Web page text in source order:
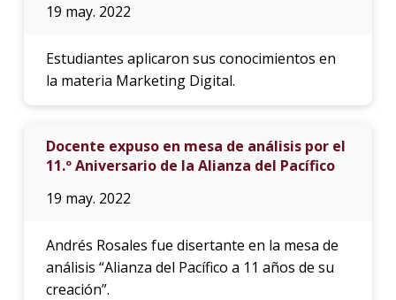
19 may. 2022
Estudiantes aplicaron sus conocimientos en
la materia Marketing Digital.
Docente expuso en mesa de análisis por el
11.º Aniversario de la Alianza del Pacífico
19 may. 2022
Andrés Rosales fue disertante en la mesa de
análisis “Alianza del Pacífico a 11 años de su
creación”.